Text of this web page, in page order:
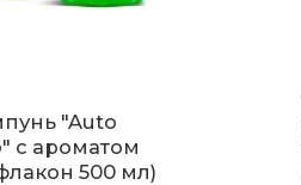
"Auto
с ароматом
500 мл)